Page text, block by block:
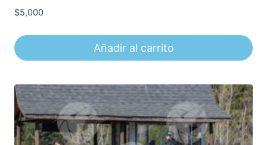
$5,000
Añadir al carrito